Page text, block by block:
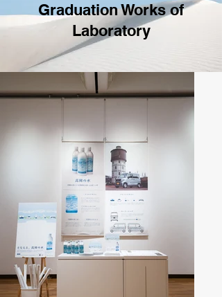
Graduation Works of
Laboratory